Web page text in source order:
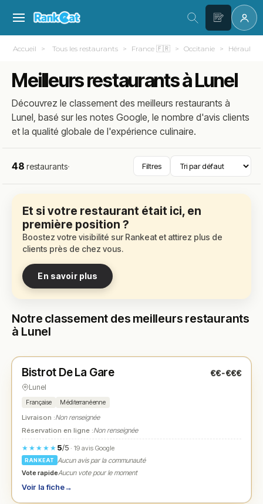
Accueil Tous les restaurants France 🇫🇷 Occitanie Hérault
Meilleurs restaurants à Lunel
Découvrez le classement des meilleurs restaurants à
Lunel, basé sur les notes Google, le nombre d'avis clients
et la qualité globale de l'expérience culinaire.
48 restaurants· Filtres
Et si votre restaurant était ici, en
première position ?
Boostez votre visibilité sur Rankeat et attirez plus de
clients près de chez vous.
En savoir plus
Notre classement des meilleurs restaurants
à Lunel
★ N° 1
Bistrot De La Gare €€-€€€
Lunel
Française Méditerranéenne
Livraison :Non renseignée
Réservation en ligne :Non renseignée
★★★★★ 5/5· 19 avis Google
RANKEAT
Aucun avis par la communauté
Vote rapideAucun vote pour le moment
Voir la fiche→